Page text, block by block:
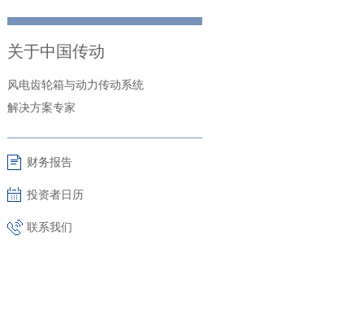
关于中国传动
风电齿轮箱与动力传动系统
解决方案专家
财务报告
投资者日历
联系我们